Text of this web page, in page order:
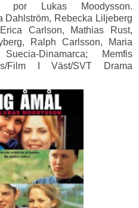
por Lukas Moodysson.
Dahlström, Rebecka Liljeberg
Carlson, Mathias Rust,
Ralph Carlsson, Maria
Dinamarca; Memfis
Film I Väst/SVT Drama